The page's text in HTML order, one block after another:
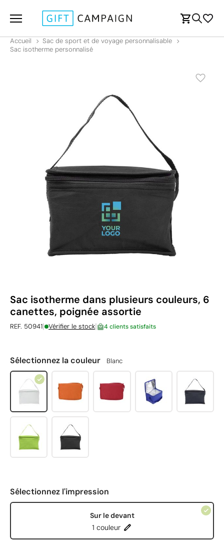
Accueil
Sac de sport et de voyage personnalisable
Sac isotherme personnalisé
Sac isotherme dans plusieurs couleurs, 6
canettes, poignée assortie
REF. 50941| Vérifier le stock| 4 clients satisfaits
Sélectionnez la couleur Blanc
Sélectionnez l'impression
Sur le devant
1 couleur